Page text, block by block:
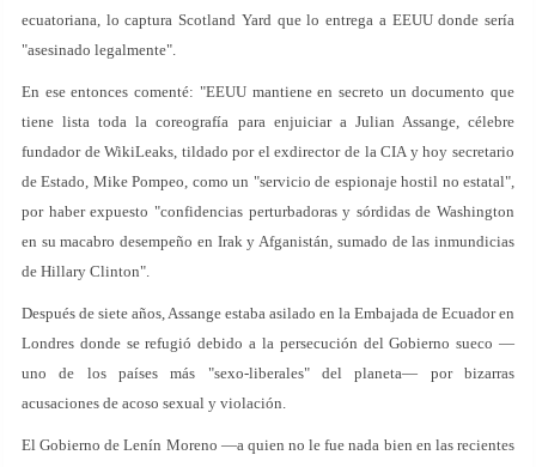
ecuatoriana, lo captura Scotland Yard que lo entrega a EEUU donde sería
"asesinado legalmente".
En ese entonces comenté: "EEUU mantiene en secreto un documento que
tiene lista toda la coreografía para enjuiciar a Julian Assange, célebre
fundador de WikiLeaks, tildado por el exdirector de la CIA y hoy secretario
de Estado, Mike Pompeo, como un "servicio de espionaje hostil no estatal",
por haber expuesto "confidencias perturbadoras y sórdidas de Washington
en su macabro desempeño en Irak y Afganistán, sumado de las inmundicias
de Hillary Clinton".
Después de siete años, Assange estaba asilado en la Embajada de Ecuador en
Londres donde se refugió debido a la persecución del Gobierno sueco —
uno de los países más "sexo-liberales" del planeta— por bizarras
acusaciones de acoso sexual y violación.
El Gobierno de Lenín Moreno —a quien no le fue nada bien en las recientes